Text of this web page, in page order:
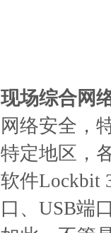
现场综合⽹
⽹络安全，
特定地区，
软件Lockbit
⼝、USB端